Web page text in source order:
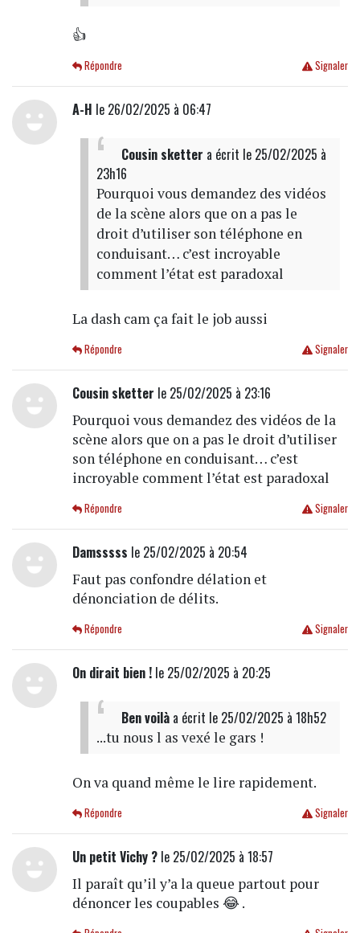
👍
Signaler
Répondre
A-H le 26/02/2025 à 06:47
Cousin sketter a écrit le 25/02/2025 à
23h16
Pourquoi vous demandez des vidéos
de la scène alors que on a pas le
droit d’utiliser son téléphone en
conduisant… c’est incroyable
comment l’état est paradoxal
La dash cam ça fait le job aussi
Signaler
Répondre
Cousin sketter le 25/02/2025 à 23:16
Pourquoi vous demandez des vidéos de la
scène alors que on a pas le droit d’utiliser
son téléphone en conduisant… c’est
incroyable comment l’état est paradoxal
Signaler
Répondre
Damsssss le 25/02/2025 à 20:54
Faut pas confondre délation et
dénonciation de délits.
Signaler
Répondre
On dirait bien !le 25/02/2025 à 20:25
Ben voilàa écrit le 25/02/2025 à 18h52
...tu nous l as vexé le gars !
On va quand même le lire rapidement.
Signaler
Répondre
Un petit Vichy ?le 25/02/2025 à 18:57
Il paraît qu’il y’a la queue partout pour
dénoncer les coupables 😂 .